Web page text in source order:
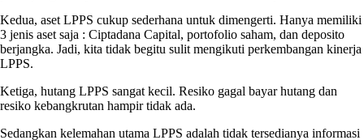
Kedua, aset LPPS cukup sederhana untuk dimengerti. Hanya memiliki
3 jenis aset saja : Ciptadana Capital, portofolio saham, dan deposito
berjangka. Jadi, kita tidak begitu sulit mengikuti perkembangan kinerja
LPPS.
Ketiga, hutang LPPS sangat kecil. Resiko gagal bayar hutang dan
resiko kebangkrutan hampir tidak ada.
Sedangkan kelemahan utama LPPS adalah tidak tersedianya informasi